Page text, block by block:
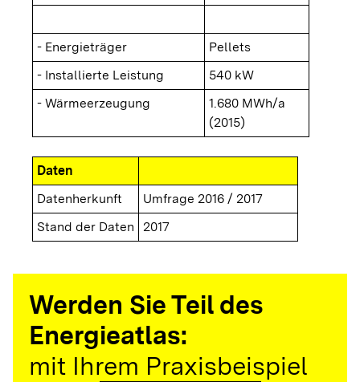
- Energieträger
Pellets
- Installierte Leistung
540 kW
- Wärmeerzeugung
1.680 MWh/a
(2015)
Daten
Datenherkunft
Umfrage 2016 / 2017
Stand der Daten
2017
Werden Sie Teil des
Energieatlas:
mit Ihrem Praxisbeispiel